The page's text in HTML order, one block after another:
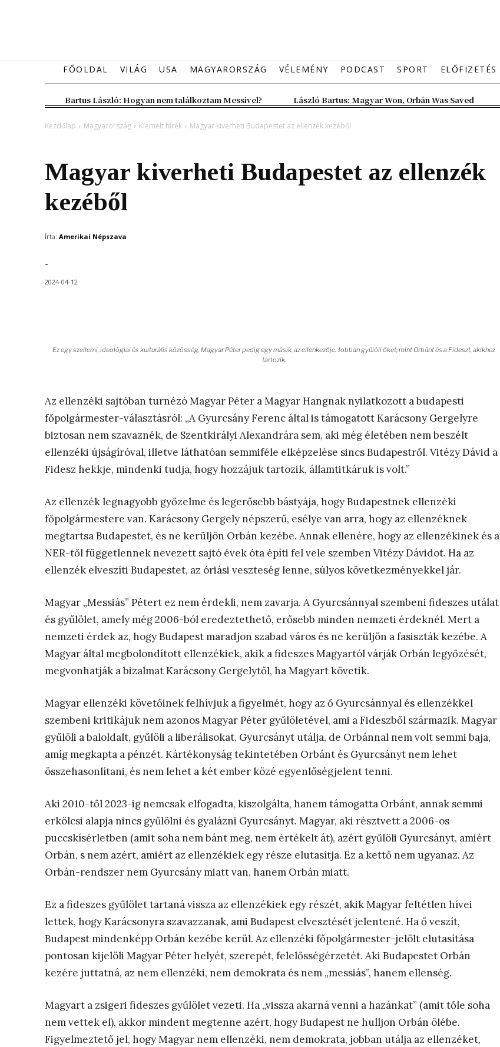
FŐOLDAL VILÁG USA MAGYARORSZÁG VÉLEMÉNY PODCAST SPORT ELŐFIZETÉS
Bartus László: Hogyan nem találkoztam Messivel? László Bartus: Magyar Won, Orbán Was Saved
Kezdőlap Magyarország Kiemelt hírek Magyar kiverheti Budapestet az ellenzék kezéből
Magyar kiverheti Budapestet az ellenzék
kezéből
Írta: Amerikai Népszava
-
2024-04-12
Ez egy szellemi, ideológiai és kulturális közösség, Magyar Péter pedig egy másik, az ellenkezője. Jobban gyűlöli őket, mint Orbánt és a Fideszt, akikhez
tartozik.
Az ellenzéki sajtóban turnézó Magyar Péter a Magyar Hangnak nyilatkozott a budapesti
főpolgármester-választásról: „A Gyurcsány Ferenc által is támogatott Karácsony Gergelyre
biztosan nem szavaznék, de Szentkirályi Alexandrára sem, aki még életében nem beszélt
ellenzéki újságíróval, illetve láthatóan semmiféle elképzelése sincs Budapestről. Vitézy Dávid a
Fidesz hekkje, mindenki tudja, hogy hozzájuk tartozik, államtitkáruk is volt.”
Az ellenzék legnagyobb győzelme és legerősebb bástyája, hogy Budapestnek ellenzéki
főpolgármestere van. Karácsony Gergely népszerű, esélye van arra, hogy az ellenzéknek
megtartsa Budapestet, és ne kerüljön Orbán kezébe. Annak ellenére, hogy az ellenzékinek és a
NER-től függetlennek nevezett sajtó évek óta építi fel vele szemben Vitézy Dávidot. Ha az
ellenzék elveszíti Budapestet, az óriási veszteség lenne, súlyos következményekkel jár.
Magyar „Messiás” Pétert ez nem érdekli, nem zavarja. A Gyurcsánnyal szembeni fideszes utálat
és gyűlölet, amely még 2006-ból eredeztethető, erősebb minden nemzeti érdeknél. Mert a
nemzeti érdek az, hogy Budapest maradjon szabad város és ne kerüljön a fasiszták kezébe. A
Magyar által megbolondított ellenzékiek, akik a fideszes Magyartól várják Orbán legyőzését,
megvonhatják a bizalmat Karácsony Gergelytől, ha Magyart követik.
Magyar ellenzéki követőinek felhívjuk a figyelmét, hogy az ő Gyurcsánnyal és ellenzékkel
szembeni kritikájuk nem azonos Magyar Péter gyűlöletével, ami a Fideszből származik. Magyar
gyűlöli a baloldalt, gyűlöli a liberálisokat, Gyurcsányt utálja, de Orbánnal nem volt semmi baja,
amíg megkapta a pénzét. Kártékonyság tekintetében Orbánt és Gyurcsányt nem lehet
összehasonlítani, és nem lehet a két ember közé egyenlőségjelent tenni.
Aki 2010-től 2023-ig nemcsak elfogadta, kiszolgálta, hanem támogatta Orbánt, annak semmi
erkölcsi alapja nincs gyűlölni és gyalázni Gyurcsányt. Magyar, aki résztvett a 2006-os
puccskísérletben (amit soha nem bánt meg, nem értékelt át), azért gyűlöli Gyurcsányt, amiért
Orbán, s nem azért, amiért az ellenzékiek egy része elutasítja. Ez a kettő nem ugyanaz. Az
Orbán-rendszer nem Gyurcsány miatt van, hanem Orbán miatt.
Ez a fideszes gyűlölet tartaná vissza az ellenzékiek egy részét, akik Magyar feltétlen hívei
lettek, hogy Karácsonyra szavazzanak, ami Budapest elvesztését jelentené. Ha ő veszít,
Budapest mindenképp Orbán kezébe kerül. Az ellenzéki főpolgármester-jelölt elutasítása
pontosan kijelöli Magyar Péter helyét, szerepét, felelősségérzetét. Aki Budapestet Orbán
kezére juttatná, az nem ellenzéki, nem demokrata és nem „messiás”, hanem ellenség.
Magyart a zsigeri fideszes gyűlölet vezeti. Ha „vissza akarná venni a hazánkat” (amit tőle soha
nem vettek el), akkor mindent megtenne azért, hogy Budapest ne hulljon Orbán ölébe.
Figyelmeztető jel, hogy Magyar nem ellenzéki, nem demokrata, jobban utálja az ellenzéket,